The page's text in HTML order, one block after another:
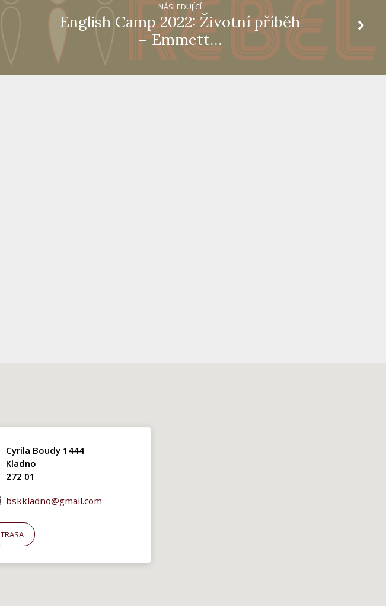
NÁSLEDUJÍCÍ
English Camp 2022: Životní příběh
– Emmett…
Cyrila Boudy 1444
Kladno
272 01
bskkladno@gmail.com
TRASA